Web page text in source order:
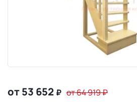
от 53 652 ₽ от 64 919₽